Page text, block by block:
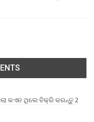
କଏନ ଥିଲେ ବିକ୍ରି କରନ୍ତୁ 2